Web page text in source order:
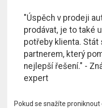
"Úspěch v prodeji
prodávat, je to také
potřeby klienta. Stát
partnerem, který
nejlepší řešení." -
expert
Pokud se snažíte